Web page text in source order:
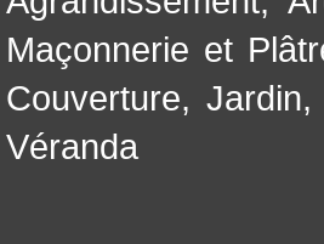
Maçonnerie et
Couverture,Jardin,
Véranda